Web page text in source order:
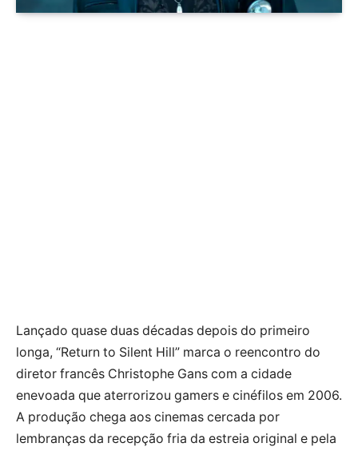
Lançado quase duas décadas depois do primeiro
longa, “Return to Silent Hill” marca o reencontro do
diretor francês Christophe Gans com a cidade
enevoada que aterrorizou gamers e cinéfilos em 2006.
A produção chega aos cinemas cercada por
lembranças da recepção fria da estreia original e pela